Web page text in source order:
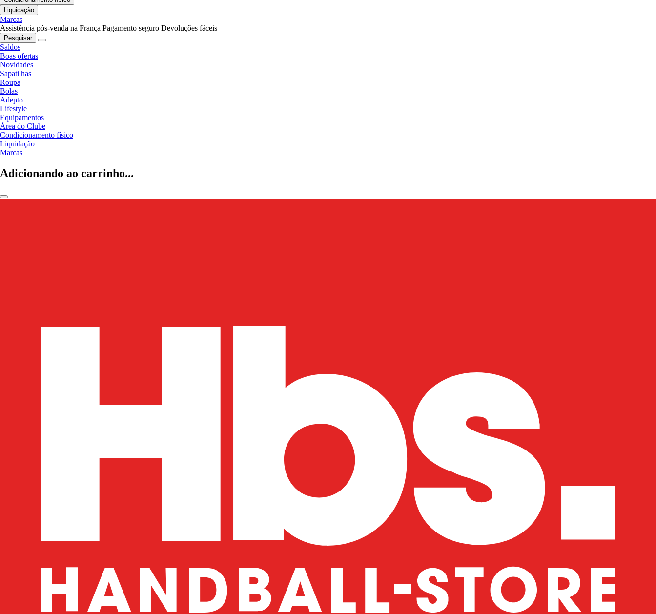
Liquidação
Marcas
Assistência pós-venda na França Pagamento seguro Devoluções fáceis
Pesquisar
Saldos
Boas ofertas
Novidades
Sapatilhas
Roupa
Bolas
Adepto
Lifestyle
Equipamentos
Área do Clube
Condicionamento físico
Liquidação
Marcas
Adicionando ao carrinho...